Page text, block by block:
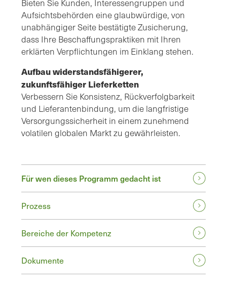
Bieten Sie Kunden, Interessengruppen und
Aufsichtsbehörden eine glaubwürdige, von
unabhängiger Seite bestätigte Zusicherung,
dass Ihre Beschaffungspraktiken mit Ihren
erklärten Verpflichtungen im Einklang stehen.
Aufbau widerstandsfähigerer,
zukunftsfähiger Lieferketten
Verbessern Sie Konsistenz, Rückverfolgbarkeit
und Lieferantenbindung, um die langfristige
Versorgungssicherheit in einem zunehmend
volatilen globalen Markt zu gewährleisten.
Für wen dieses Programm gedacht ist
Prozess
Bereiche der Kompetenz
Dokumente